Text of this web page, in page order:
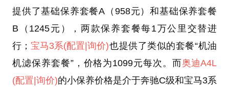
提供了基础保养套餐A（958元）和基础保养套餐
B（1245元），两款保养套餐每1万公里交替进
行； 宝马3系(配置 |询价)也提供了类似的套餐“机油
机滤保养套餐”，价格为1099元每次。而奥迪A4L
(配置 |询价)的小保养价格是介于奔驰C级和宝马3系